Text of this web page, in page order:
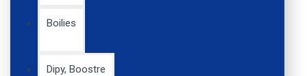
Boilies
Dipy, Boostre